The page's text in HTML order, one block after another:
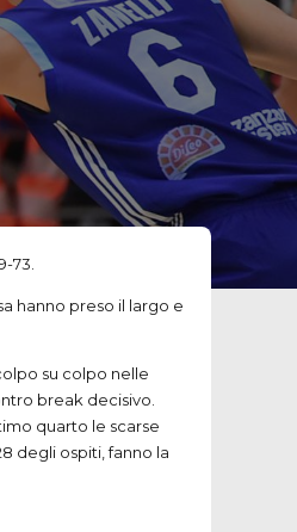
73.
hanno preso il largo e
su colpo nelle
break decisivo.
quarto le scarse
degli ospiti, fanno la